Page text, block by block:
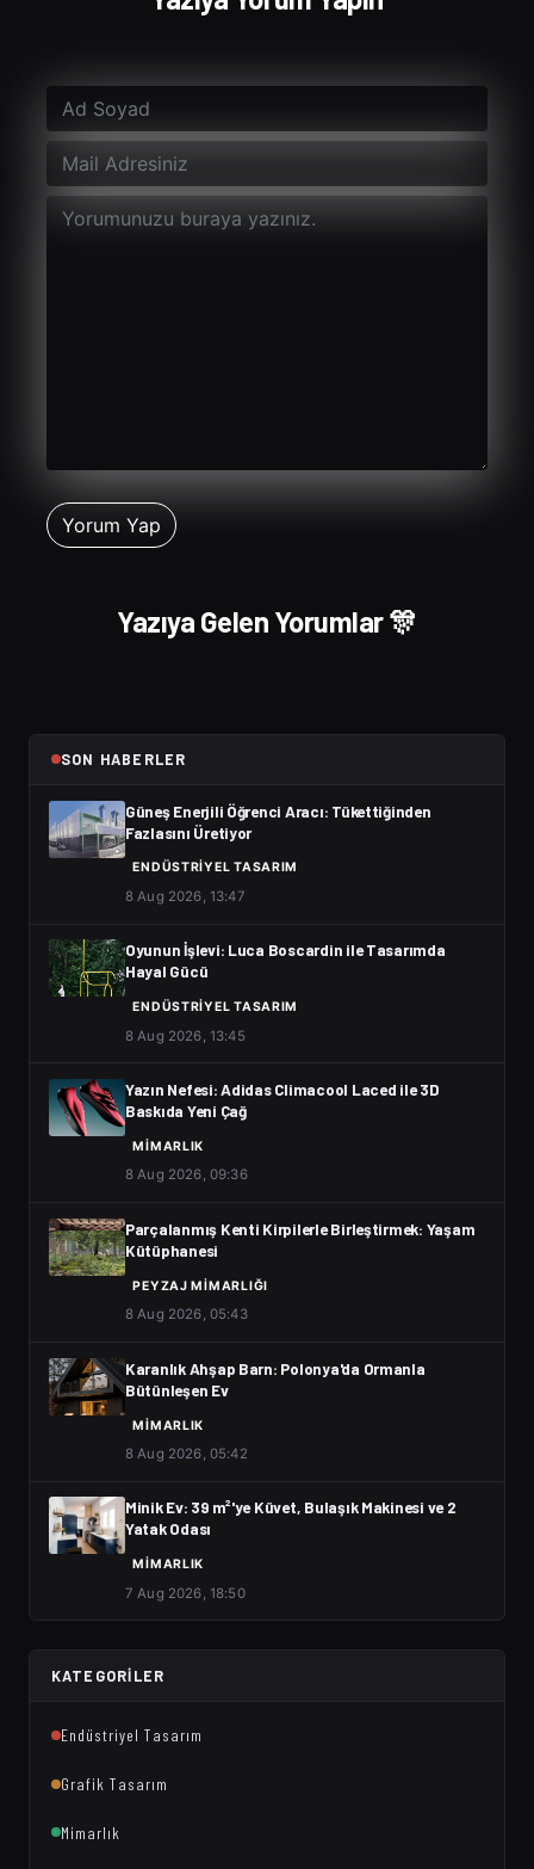
Yazıya Gelen Yorumlar 🎊
SON HABERLER
Güneş Enerjili Öğrenci Aracı: Tükettiğinden
Fazlasını Üretiyor
ENDÜSTRIYEL TASARIM
8 Aug 2026, 13:47
Oyunun İşlevi: Luca Boscardin ile Tasarımda
Hayal Gücü
ENDÜSTRIYEL TASARIM
8 Aug 2026, 13:45
Yazın Nefesi: Adidas Climacool Laced ile 3D
Baskıda Yeni Çağ
MIMARLIK
8 Aug 2026, 09:36
Parçalanmış Kenti Kirpilerle Birleştirmek: Yaşam
Kütüphanesi
PEYZAJ MIMARLIĞI
8 Aug 2026, 05:43
Karanlık Ahşap Barn: Polonya'da Ormanla
Bütünleşen Ev
MIMARLIK
8 Aug 2026, 05:42
Minik Ev: 39 m²'ye Küvet, Bulaşık Makinesi ve 2
Yatak Odası
MIMARLIK
7 Aug 2026, 18:50
KATEGORILER
Endüstriyel Tasarım
Grafik Tasarım
Mimarlık